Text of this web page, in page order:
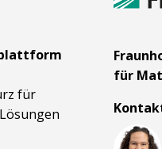
für
für